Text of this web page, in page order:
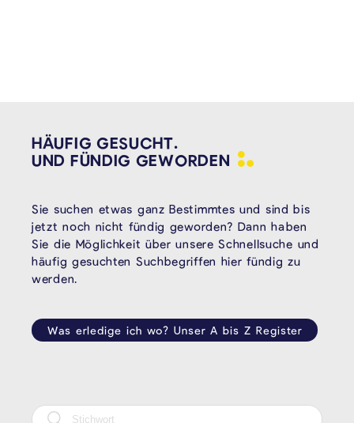
HÄUFIG GESUCHT.
UND FÜNDIG GEWORDEN
Sie suchen etwas ganz Bestimmtes und sind bis
jetzt noch nicht fündig geworden? Dann haben
Sie die Möglichkeit über unsere Schnellsuche und
häufig gesuchten Suchbegriffen hier fündig zu
werden.
Was erledige ich wo? Unser A bis Z Register